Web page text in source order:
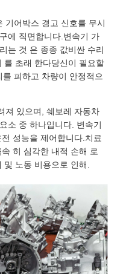
기어박스 경고 신호를 무시
에 직면합니다.변속기 가
는 것 은 종종 값비싼 수리
를 초래 한다당신이 필요할
를 피하고 차량이 안정적으
져 있으며, 쉐보레 자동차
소 중 하나입니다. 변속기
성능을 제어합니다.치료
히 심각한 내적 손해 로
노동 비용으로 인해.